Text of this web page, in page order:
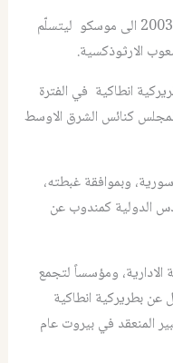
رافق البطريرك اغناطيوس الرابع في العام 2003 الى موسكو ليتسلّم
الارثوذكسية.
انطاكية في الفترة
لمجلس كنائس الشرق الاوسط
وبموافقة غبطته،
الدولية كمندوب عن
اللجنة الادارية، ومؤسساً لتجمع
بطريركية انطاكية
المنعقد في بيروت عام